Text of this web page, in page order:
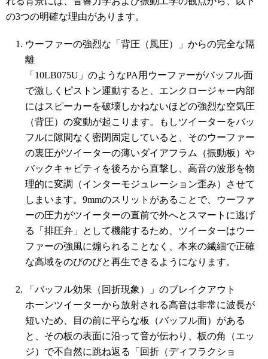
の3つの明確な理由があります。
ウーファーの強烈な「背圧（風圧）」からの完全な隔
離
「10LB075U」のようなPA用ウーファーがバッフル面
で激しくピストン運動すると、エンクロージャー内部
にはスピーカーを破壊しかねないほどの強烈な空気圧
（背圧）の変動が起こります。もしツイーターをバッ
フルに隙間なく密閉固定していると、そのウーファー
の裏圧がツイーターの薄いダイアフラム（振動板）や
バックキャビティを後ろから直撃し、高音の波形を物
理的に変調（インターモジュレーション歪み）させて
しまいます。9mmのスリットがあることで、ウーファ
ーの圧力がツイーターの直前で外へとスマートに逃げ
る「排圧弁」として機能するため、ツイーターはウー
ファーの強風に煽られることなく、本来の繊細で正確
な高域をのびのびと再生できるようになります。
「バッフル効果（回折現象）」のブレイクアウト
ホーンツイーターから放射される高音は非常に波長が
短いため、目の前に平らな板（バッフル面）がある
と、その板の表面に沿って音が伝わり、板の角（エッ
ジ）で不自然に跳ね返る「回折（ディフラクショ